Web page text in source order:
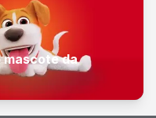
mascote da